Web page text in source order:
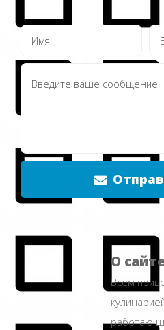
О сайте
Всем
работаю